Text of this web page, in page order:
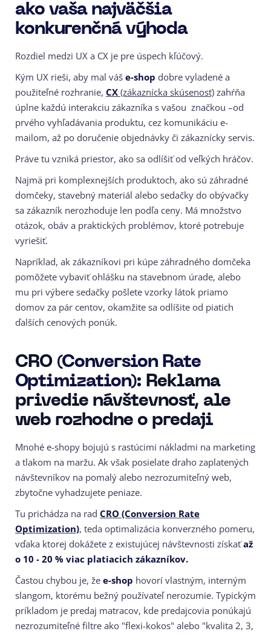
ako vaša najväčšia
konkurenčná výhoda
Rozdiel medzi UX a CX je pre úspech kľúčový.
Kým UX rieši, aby mal váš e-shop dobre vyladené a
použiteľné rozhranie, CX (zákaznícka skúsenosť) zahŕňa
úplne každú interakciu zákazníka s vašou značkou –od
prvého vyhľadávania produktu, cez komunikáciu e-
mailom, až po doručenie objednávky či zákaznícky servis.
Práve tu vzniká priestor, ako sa odlíšiť od veľkých hráčov.
Najmä pri komplexnejších produktoch, ako sú záhradné
domčeky, stavebný materiál alebo sedačky do obývačky
sa zákazník nerozhoduje len podľa ceny. Má množstvo
otázok, obáv a praktických problémov, ktoré potrebuje
vyriešiť.
Napríklad, ak zákazníkovi pri kúpe záhradného domčeka
pomôžete vybaviť ohlášku na stavebnom úrade, alebo
mu pri výbere sedačky pošlete vzorky látok priamo
domov za pár centov, okamžite sa odlíšite od piatich
ďalších cenových ponúk.
CRO (Conversion Rate
Optimization): Reklama
privedie návštevnosť, ale
web rozhodne o predaji
Mnohé e-shopy bojujú s rastúcimi nákladmi na marketing
a tlakom na maržu. Ak však posielate draho zaplatených
návštevníkov na pomalý alebo nezrozumiteľný web,
zbytočne vyhadzujete peniaze.
Tu prichádza na rad CRO (Conversion Rate
Optimization), teda optimalizácia konverzného pomeru,
vďaka ktorej dokážete z existujúcej návštevnosti získaťaž
o 10 - 20 % viac platiacich zákazníkov.
Častou chybou je, že e-shop hovorí vlastným, interným
slangom, ktorému bežný používateľ nerozumie. Typickým
príkladom je predaj matracov, kde predajcovia ponúkajú
nezrozumiteľné filtre ako "flexi-kokos" alebo "kvalita 2, 3,